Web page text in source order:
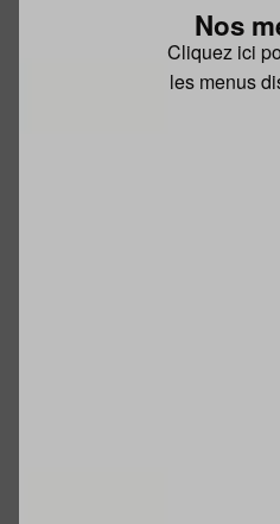
Nos
Cliquez ici
les menus